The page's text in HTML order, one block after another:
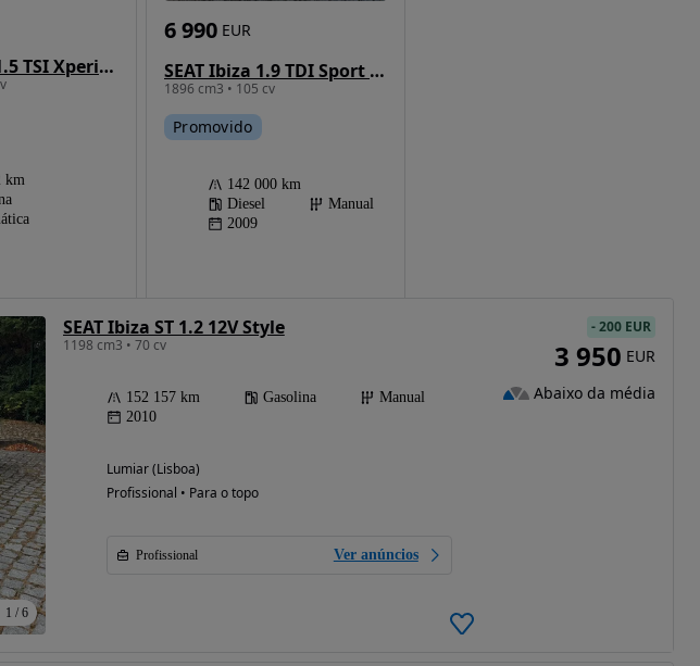
de
SEAT Ateca 1.5 TSI Xperience DSG
km
SEAT Ibiza 1.9 TDI Sport DPF
1896 cm3 • 105 cv
6 990 EUR
Promovido
142 000 km
Diesel
Manual
2009
1 / 6
SEAT Ibiza ST 1.2 12V Style
1198 cm3 • 70 cv
152 157 km Gasolina
Manual
2010
Lumiar (Lisboa)
Profissional • Para o topo
Profissional Ver anúncios
-200 EUR
3 950 EUR
Abaixo da média